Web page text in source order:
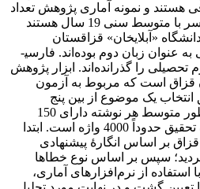
هستند و نمونه آماری پژوهش تعداد
24 فارسی­آموز قزاق دختر و پسر با متوسط سنی 19 سال هستند
«آبلای­خان» قزاقستان
مشغول یادگیری زبان فارسی به عنوان زبان دوم بوده‌اند. فارسی­
تحصیلی را گذرانده­‌اند. ابزار پژوهش
‌قزاق است که مربوط به آزمون
انتخاب یک موضوع از بین پنج
موضوع پیشنهادی است. به طور متوسط هر نوشته دارای 150
کلمه است. در مجموع، پیکره تحقیق حدوداً 4000 واژه است. ابتدا
بر اساس انگارۀ پیشنهادی
سپس بر اساس نوع خطاها
از نرم‌افزارهای آماری،